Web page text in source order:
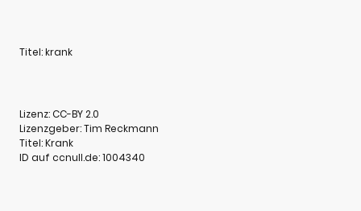
Titel: krank
Lizenz: CC-BY 2.0
Lizenzgeber: Tim Reckmann
Titel: Krank
ID auf ccnull.de: 1004340